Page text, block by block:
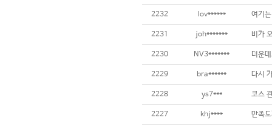
2232 lov******
2231 joh*******
2230 NV3*******
2229 bra******
2228 ys7***
2227 khj****